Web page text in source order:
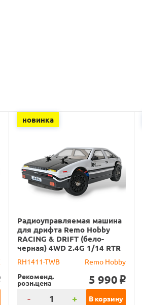
новинка
Радиоуправляемая машина
для дрифта Remo Hobby
RACING & DRIFT (бело-
черная) 4WD 2.4G 1/14 RTR
RH1411-TWB
Remo Hobby
Рекоменд.
розн.цена 5 990 o
- + В корзину